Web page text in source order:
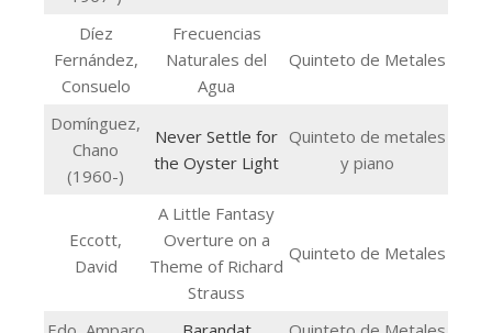
Díez
Fernández,
Consuelo
Frecuencias
Naturales del
Agua
Quinteto de Metales
Domínguez,
Chano
(1960-)
Never Settle for
the Oyster Light
Quinteto de metales
y piano
Eccott,
David
A Little Fantasy
Overture on a
Theme of Richard
Strauss
Quinteto de Metales